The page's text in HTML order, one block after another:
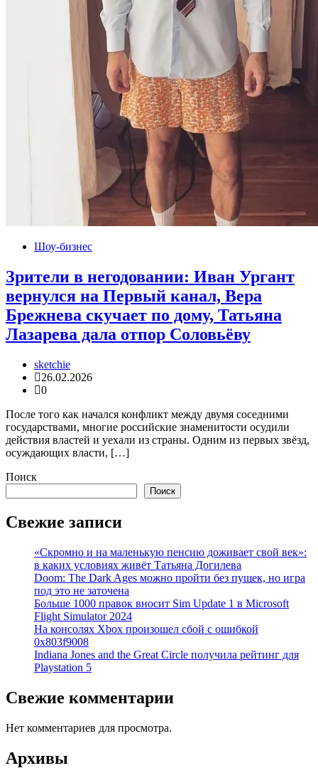
Шоу-бизнес
Зрители в негодовании: Иван Ургант
вернулся на Первый канал, Вера
Брежнева скучает по дому, Татьяна
Лазарева дала отпор Соловьёву
sketchie
26.02.2026
0
После того как начался конфликт между двумя соседними
государствами, многие российские знаменитости осудили
действия властей и уехали из страны. Одним из первых звёзд,
осуждающих власти, […]
Поиск
Поиск
Свежие записи
«Скромно и на маленькую пенсию доживает свой век»:
в каких условиях живёт Татьяна Догилева
Doom: The Dark Ages можно пройти без пушек, но игра
под это не заточена
Больше 1000 правок вносит Sim Update 1 в Microsoft
Flight Simulator 2024
На консолях Xbox произошел сбой с ошибкой
0x803f9008
Indiana Jones and the Great Circle получила рейтинг для
Playstation 5
Свежие комментарии
Нет комментариев для просмотра.
Архивы